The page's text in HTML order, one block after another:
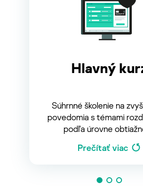
Hlavný
Súhrnné školenie na
povedomia s témami
podľa úrovne
Prečítať viac